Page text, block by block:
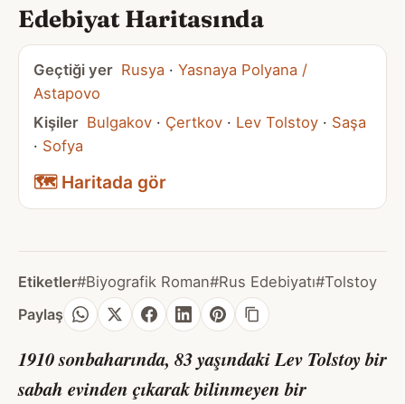
Edebiyat Haritasında
Geçtiği yer Rusya · Yasnaya Polyana /
Astapovo
Kişiler Bulgakov · Çertkov · Lev Tolstoy · Saşa
· Sofya
🗺️ Haritada gör
Etiketler#Biyografik Roman#Rus Edebiyatı#Tolstoy
Paylaş
1910 sonbaharında, 83 yaşındaki Lev Tolstoy bir
sabah evinden çıkarak bilinmeyen bir